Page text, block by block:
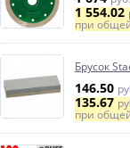
1 554.02
при
Брусок
146.50
135.67
при